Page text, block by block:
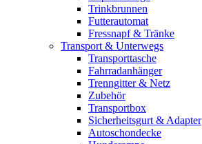
Trinkbrunnen
Futterautomat
Fressnapf & Tränke
Transport & Unterwegs
Transporttasche
Fahrradanhänger
Trenngitter & Netz
Zubehör
Transportbox
Sicherheitsgurt & Adapter
Autoschondecke